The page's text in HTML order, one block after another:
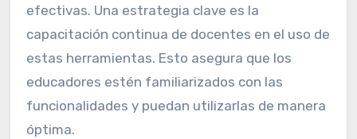
efectivas. Una estrategia clave es la
capacitación continua de docentes en el uso de
estas herramientas. Esto asegura que los
educadores estén familiarizados con las
funcionalidades y puedan utilizarlas de manera
óptima.